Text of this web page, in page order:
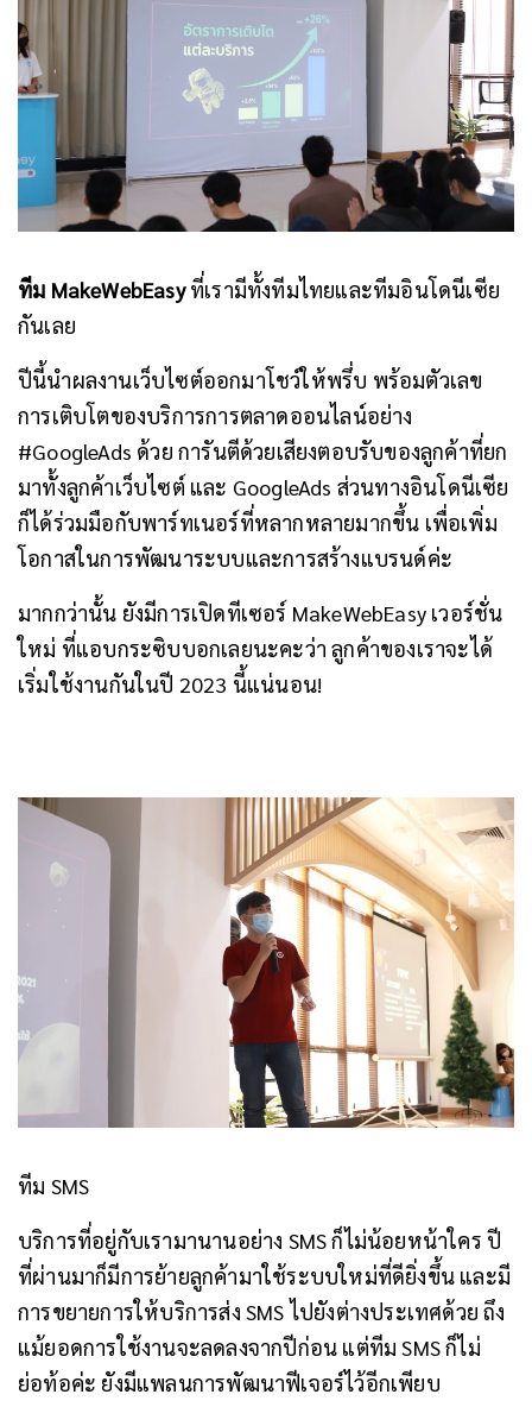
ทีม MakeWebEasyที่เรามีทั้งทีมไทยและทีมอินโดนีเซีย
กันเลย
ปีนี้นำผลงานเว็บไซต์ออกมาโชว์ให้พรึ่บ พร้อมตัวเลข
การเติบโตของบริการการตลาดออนไลน์อย่าง
#GoogleAds ด้วย การันตีด้วยเสียงตอบรับของลูกค้าที่ยก
มาทั้งลูกค้าเว็บไซต์ และ GoogleAds ส่วนทางอินโดนีเซีย
ก็ได้ร่วมมือกับพาร์ทเนอร์ที่หลากหลายมากขึ้น เพื่อเพิ่ม
โอกาสในการพัฒนาระบบและการสร้างแบรนด์ค่ะ
มากกว่านั้น ยังมีการเปิดทีเซอร์ MakeWebEasy เวอร์ชั่น
ใหม่ ที่แอบกระซิบบอกเลยนะคะว่า ลูกค้าของเราจะได้
เริ่มใช้งานกันในปี 2023 นี้แน่นอน!
ทีม SMS
บริการที่อยู่กับเรามานานอย่าง SMS ก็ไม่น้อยหน้าใคร ปี
ที่ผ่านมาก็มีการย้ายลูกค้ามาใช้ระบบใหม่ที่ดียิ่งขึ้น และมี
การขยายการให้บริการส่ง SMS ไปยังต่างประเทศด้วย ถึง
แม้ยอดการใช้งานจะลดลงจากปีก่อน แต่ทีม SMS ก็ไม่
ย่อท้อค่ะ ยังมีแพลนการพัฒนาฟีเจอร์ไว้อีกเพียบ